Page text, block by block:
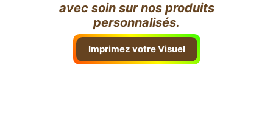
avec soin sur nos produits
personnalisés.
Imprimez votre Visuel